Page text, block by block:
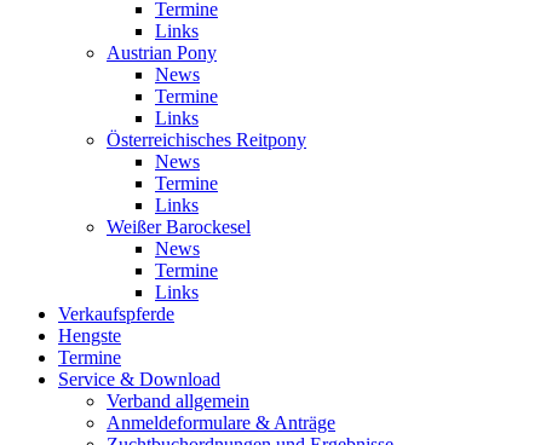
Termine
Links
Austrian Pony
News
Termine
Links
Österreichisches Reitpony
News
Termine
Links
Weißer Barockesel
News
Termine
Links
Verkaufspferde
Hengste
Termine
Service & Download
Verband allgemein
Anmeldeformulare & Anträge